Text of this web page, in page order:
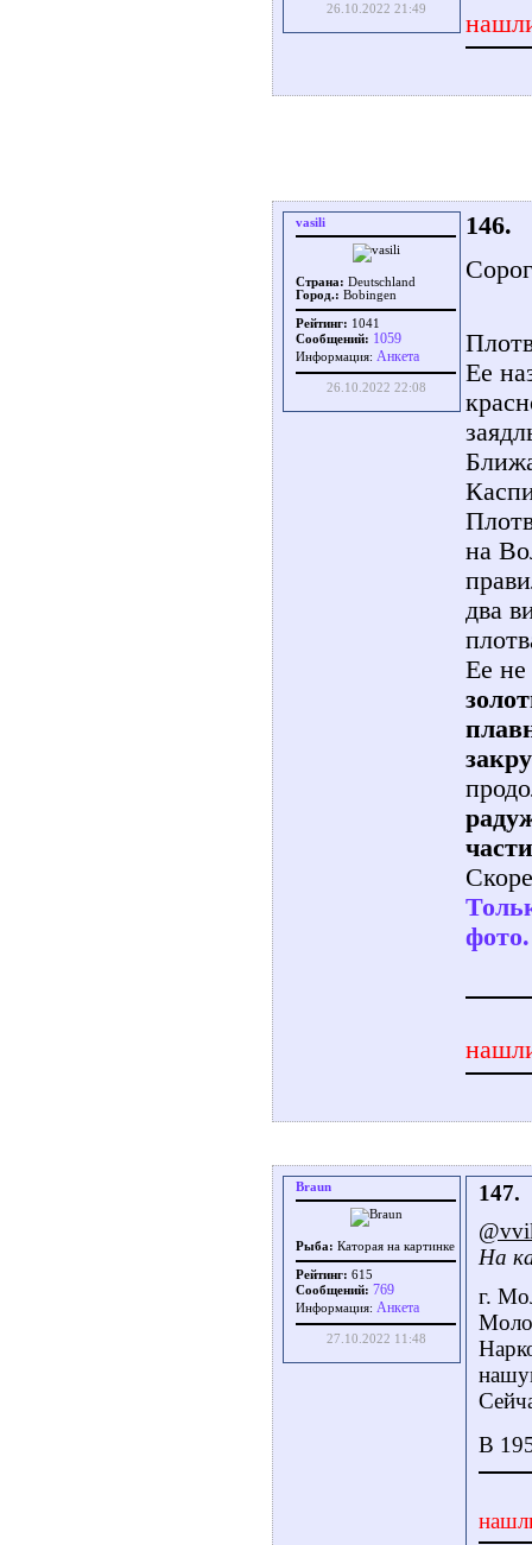
26.10.2022 21:49
vasili
Страна: Deutschland
Город.: Bobingen
Рейтинг: 1041
Сообщений: 1059
Информация: Aнкета
26.10.2022 22:08
146.
Ее
на
два
Ее не
части
фото.
Braun
Рыба: Каторая на картинке
Рейтинг: 615
Сообщений: 769
Информация: Aнкета
27.10.2022 11:48
147.
На
г.
В